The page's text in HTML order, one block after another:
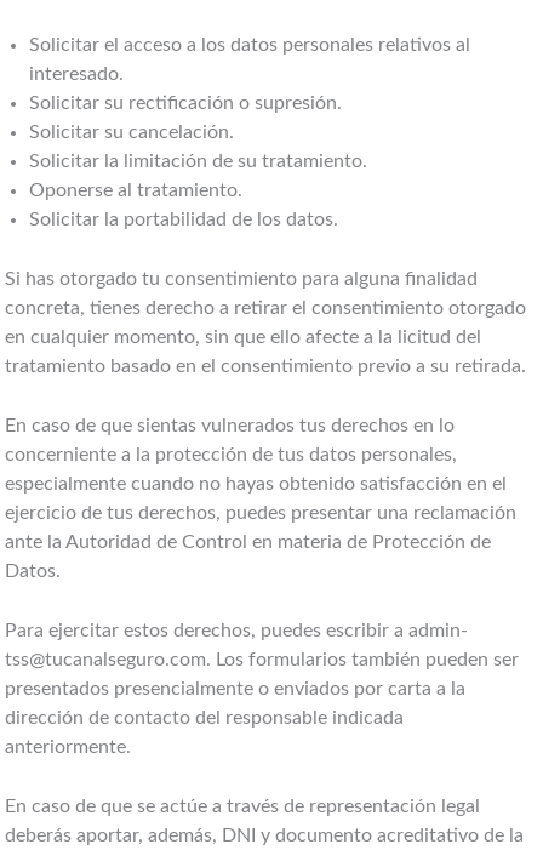
Solicitar el acceso a los datos personales relativos al
interesado.
Solicitar su rectificación o supresión.
Solicitar su cancelación.
Solicitar la limitación de su tratamiento.
Oponerse al tratamiento.
Solicitar la portabilidad de los datos.
Si has otorgado tu consentimiento para alguna finalidad
concreta, tienes derecho a retirar el consentimiento otorgado
en cualquier momento, sin que ello afecte a la licitud del
tratamiento basado en el consentimiento previo a su retirada.
En caso de que sientas vulnerados tus derechos en lo
concerniente a la protección de tus datos personales,
especialmente cuando no hayas obtenido satisfacción en el
ejercicio de tus derechos, puedes presentar una reclamación
ante la Autoridad de Control en materia de Protección de
Datos.
Para ejercitar estos derechos, puedes escribir a admin-
tss@tucanalseguro.com. Los formularios también pueden ser
presentados presencialmente o enviados por carta a la
dirección de contacto del responsable indicada
anteriormente.
En caso de que se actúe a través de representación legal
deberás aportar, además, DNI y documento acreditativo de la